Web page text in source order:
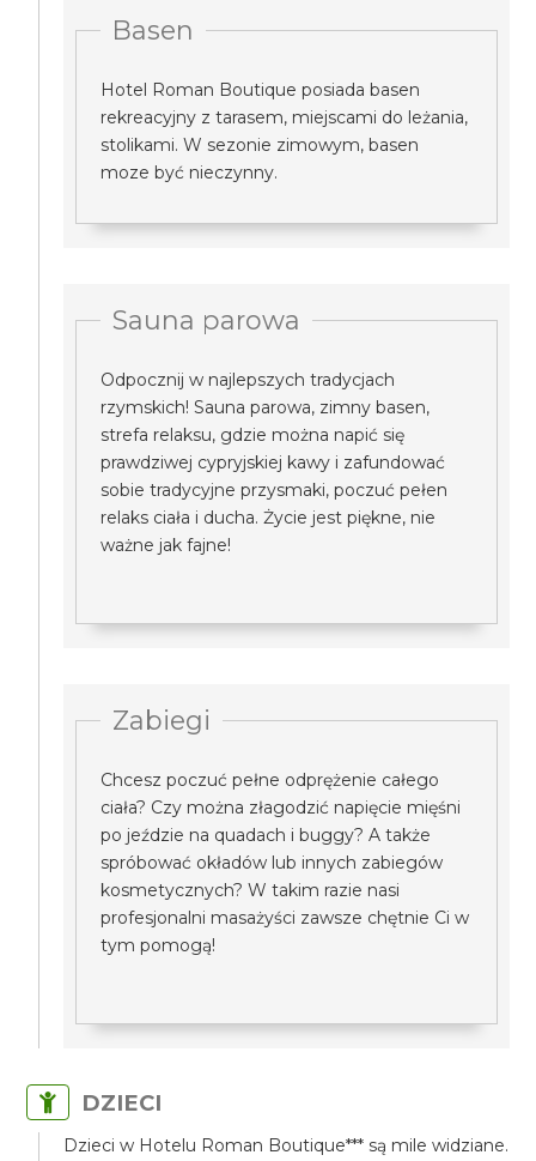
Basen
Hotel Roman Boutique posiada basen
rekreacyjny z tarasem, miejscami do leżania,
stolikami. W sezonie zimowym, basen
moze być nieczynny.
Sauna parowa
Odpocznij w najlepszych tradycjach
rzymskich! Sauna parowa, zimny basen,
strefa relaksu, gdzie można napić się
prawdziwej cypryjskiej kawy i zafundować
sobie tradycyjne przysmaki, poczuć pełen
relaks ciała i ducha. Życie jest piękne, nie
ważne jak fajne!
Zabiegi
Chcesz poczuć pełne odprężenie całego
ciała? Czy można złagodzić napięcie mięśni
po jeździe na quadach i buggy? A także
spróbować okładów lub innych zabiegów
kosmetycznych? W takim razie nasi
profesjonalni masażyści zawsze chętnie Ci w
tym pomogą!
DZIECI
Dzieci w Hotelu Roman Boutique*** są mile widziane.